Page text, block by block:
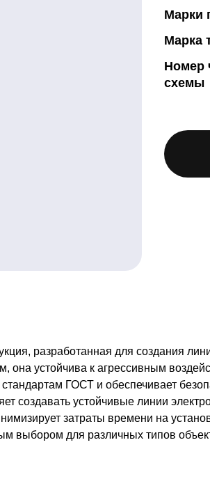
Марки
Марка
Номер
схемы
разработанная для создания
она устойчива к агрессивным
ГОСТ и обеспечивает
устойчивые линии
затраты времени на
выбором для различных типов